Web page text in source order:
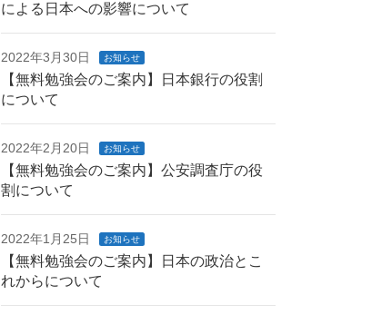
による日本への影響について
2022年3月30日 お知らせ
【無料勉強会のご案内】日本銀行の役割
について
2022年2月20日 お知らせ
【無料勉強会のご案内】公安調査庁の役
割について
2022年1月25日 お知らせ
【無料勉強会のご案内】日本の政治とこ
れからについて